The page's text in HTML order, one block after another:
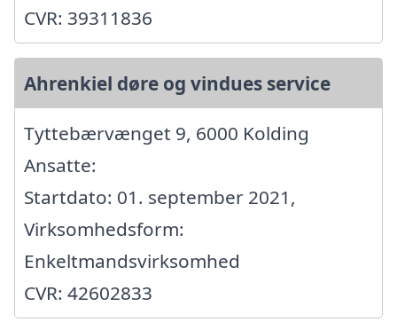
CVR: 39311836
Ahrenkiel døre og vindues service
Tyttebærvænget 9, 6000 Kolding
Ansatte:
Startdato: 01. september 2021,
Virksomhedsform:
Enkeltmandsvirksomhed
CVR: 42602833